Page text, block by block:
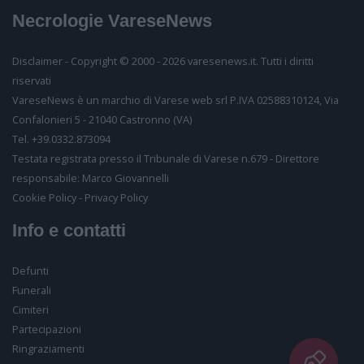
Partecipiamo commossi al vostro lutto.
Inserisci il tuo nome
Inserisci il tuo email
Inserisci il testo
Consenso al trattamento
Desideriamo farti sapere come conserveremo i tuoi
ogni momento visionarli e richiederci la loro
Acconsento al trattamento dei miei dati personali ai
sensi dell’art. 7 del GDPR per le finalità di cui all’art. 2
Necrologie VareseNews
Disclaimer - Copyright © 2000 - 2026 varesenews.it. Tutti i diritti
riservati
VareseNews è un marchio di Varese web srl P.IVA 02588310124, Via
Confalonieri 5 - 21040 Castronno (VA)
Tel. +39.0332.873094
Testata registrata presso il Tribunale di Varese n.679 - Direttore
responsabile: Marco Giovannelli
Cookie Policy- Privacy Policy
Info e contatti
Defunti
Funerali
Cimiteri
Partecipazioni
Ringraziamenti